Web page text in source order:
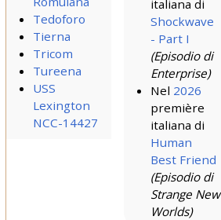
Tedoforo
Tierna
Tricom
Tureena
USS
Lexington
NCC-14427
italiana di
Shockwave
- Part I
(Episodio di
Enterprise)
Nel 2026
première
italiana di
Human
Best Friend
(Episodio di
Strange New
Worlds)